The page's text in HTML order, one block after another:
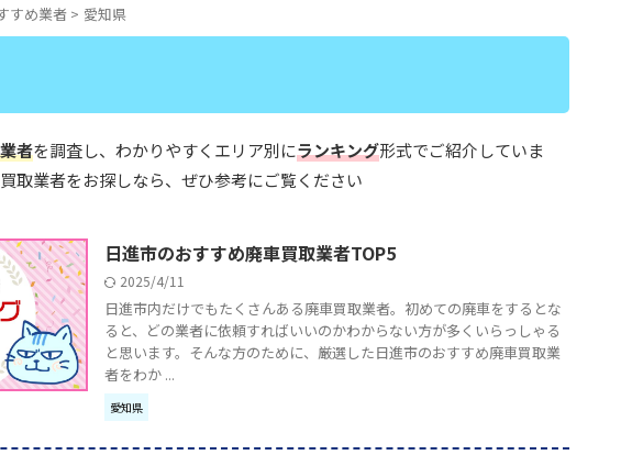
すめ業者 > 愛知県
者を調査し、わかりやすくエリア別にランキング形式でご紹介していま
取業者をお探しなら、ぜひ参考にご覧ください
日進市のおすすめ廃車買取業者TOP5
2025/4/11
日進市内だけでもたくさんある廃車買取業者。初めての廃車をするとな
ると、どの業者に依頼すればいいのかわからない方が多くいらっしゃる
と思います。そんな方のために、厳選した日進市のおすすめ廃車買取業
者をわか ...
愛知県